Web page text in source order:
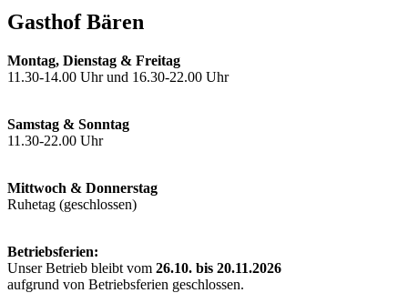
Gasthof Bären
Montag, Dienstag & Freitag
11.30-14.00 Uhr und 16.30-22.00 Uhr
Samstag & Sonntag
11.30-22.00 Uhr
Mittwoch & Donnerstag
Ruhetag (geschlossen)
Betriebsferien:
Unser Betrieb bleibt vom 26.10. bis 20.11.2026
aufgrund von Betriebsferien geschlossen.